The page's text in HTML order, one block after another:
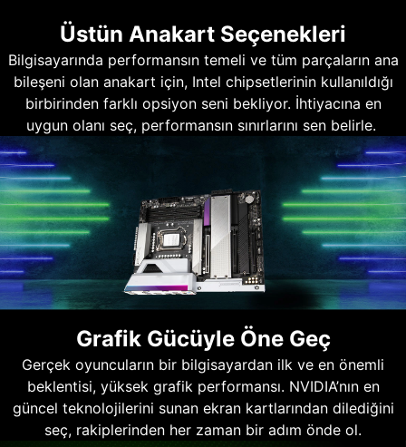
Üstün Anakart Seçenekleri
Bilgisayarında performansın temeli ve tüm parçaların ana
bileşeni olan anakart için, Intel chipsetlerinin kullanıldığı
birbirinden farklı opsiyon seni bekliyor. İhtiyacına en
uygun olanı seç, performansın sınırlarını sen belirle.
Grafik Gücüyle Öne Geç
Gerçek oyuncuların bir bilgisayardan ilk ve en önemli
beklentisi, yüksek grafik performansı. NVIDIA’nın en
güncel teknolojilerini sunan ekran kartlarından dilediğini
seç, rakiplerinden her zaman bir adım önde ol.